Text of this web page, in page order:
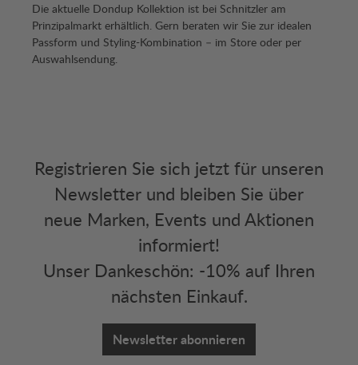
Die aktuelle Dondup Kollektion ist bei Schnitzler am
Prinzipalmarkt erhältlich. Gern beraten wir Sie zur idealen
Passform und Styling-Kombination – im Store oder per
Auswahlsendung.
Registrieren Sie sich jetzt für unseren
Newsletter und bleiben Sie über
neue Marken, Events und Aktionen
informiert!
Unser Dankeschön: -10% auf Ihren
nächsten Einkauf.
Newsletter abonnieren